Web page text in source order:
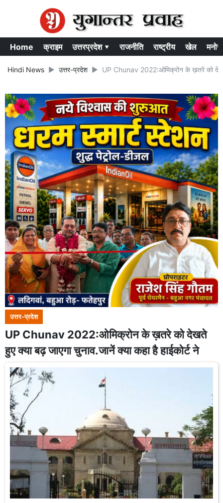
Home क्राइम उत्तरप्रदेश ▾ राजनीति राष्ट्रीय खेल
Hindi News उत्तर-प्रदेश UP Chunav 2022:ओमिक्रोन के ख़तरे को देखते
उत्तर-प्रदेश
UP Chunav 2022:ओमिक्रोन के ख़तरे को देखते
हुए क्या बढ़ जाएगा चुनाव.जानें क्या कहा है हाईकोर्ट ने